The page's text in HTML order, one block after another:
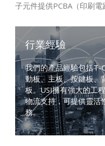
子元件提供PCBA（印刷電
行業經驗
我們的產品經驗包括T-
動板、主板、按鍵板、
板。USI擁有強大的工
物流支持，可提供靈活
務。